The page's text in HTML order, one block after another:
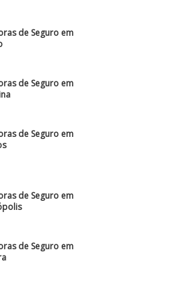
de Seguro em
de Seguro em
de Seguro em
de Seguro em
de Seguro em